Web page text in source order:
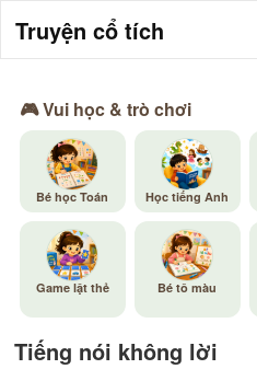
Truyện cổ tích
🎮 Vui học & trò chơi
Bé học Toán Học tiếng Anh
Game lật thẻ Bé tô màu
Tiếng nói không lời